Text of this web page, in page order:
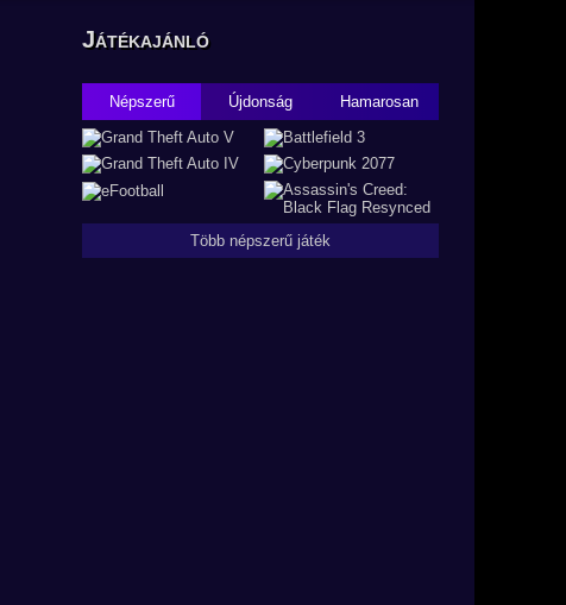
Játékajánló
Népszerű Újdonság Hamarosan
Több népszerű játék